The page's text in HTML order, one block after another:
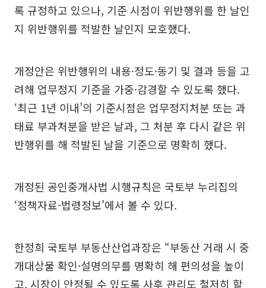
록 규정하고 있으나, 기준 시점이 위반행위를 한 날인
지 위반행위를 적발한 날인지 모호했다.
개정안은 위반행위의 내용·정도·동기 및 결과 등을 고
려해 업무정지 기준을 가중·감경할 수 있도록 했다.
‘최근 1년 이내’의 기준시점은 업무정지처분 또는 과
태료 부과처분을 받은 날과, 그 처분 후 다시 같은 위
반행위를 해 적발된 날을 기준으로 명확히 했다.
개정된 공인중개사법 시행규칙은 국토부 누리집의
‘정책자료-법령정보’에서 볼 수 있다.
한정희 국토부 부동산산업과장은 “부동산 거래 시 중
개대상물 확인·설명의무를 명확히 해 편의성을 높이
고, 시장이 안정될 수 있도록 사후 관리도 철저히 할